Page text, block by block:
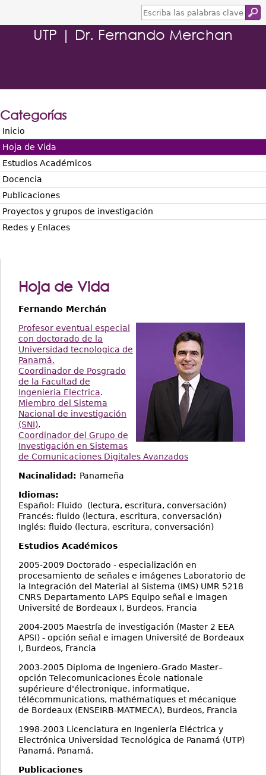
E
s
c
r
l
r
c
l
UTP | Dr. Fernando Merchan
Categorías
Inicio
Hoja de Vida
Estudios Académicos
Docencia
Publicaciones
Proyectos y grupos de investigación
Redes y Enlaces
Hoja de Vida
Fernando Merchán
Profesor eventual especial
con doctorado de la
Universidad tecnologica de
Panamá.
Coordinador de Posgrado
de la Facultad de
Ingenieria Electrica.
Miembro del Sistema
Nacional de investigación
(SNI).
Coordinador del Grupo de
Investigación en Sistemas
de Comunicaciones Digitales Avanzados
Nacinalidad: Panameña
Idiomas:
Español: Fluido (lectura, escritura, conversación)
Francés: fluido (lectura, escritura, conversación)
Inglés: fluido (lectura, escritura, conversación)
Estudios Académicos
2005-2009 Doctorado - especialización en
procesamiento de señales e imágenes Laboratorio de
la Integración del Material al Sistema (IMS) UMR 5218
CNRS Departamento LAPS Equipo señal e imagen
Université de Bordeaux I, Burdeos, Francia
2004-2005 Maestría de investigación (Master 2 EEA
APSI) - opción señal e imagen Université de Bordeaux
I, Burdeos, Francia
2003-2005 Diploma de Ingeniero-Grado Master–
opción Telecomunicaciones École nationale
supérieure d'électronique, informatique,
télécommunications, mathématiques et mécanique
de Bordeaux (ENSEIRB-MATMECA), Burdeos, Francia
1998-2003 Licenciatura en Ingeniería Eléctrica y
Electrónica Universidad Tecnológica de Panamá (UTP)
Panamá, Panamá.
Publicaciones